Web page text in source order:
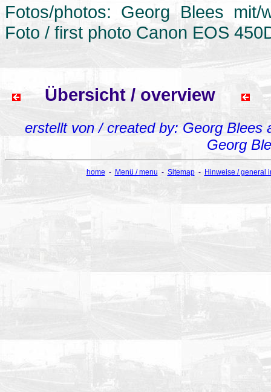
Fotos/photos: Georg Blees
Foto / first photo Canon EOS
Übersicht / overview
erstellt von / created by: Georg Blees
Georg
home- Menü / menu - Sitemap- Hinweise / general